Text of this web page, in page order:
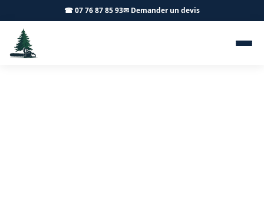
☎ 07 76 87 85 93✉ Demander un devis